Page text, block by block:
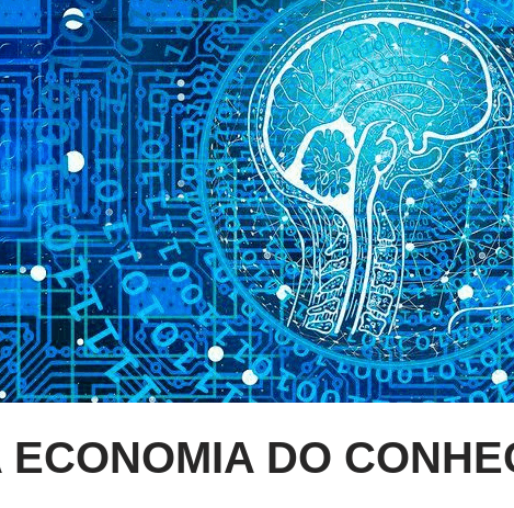
ECONOMIA DO